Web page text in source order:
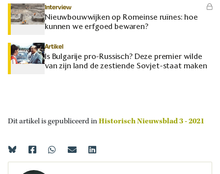
Interview
Nieuwbouwwijken op Romeinse ruïnes: hoe
kunnen we erfgoed bewaren?
Artikel
Is Bulgarije pro-Russisch? Deze premier wilde
van zijn land de zestiende Sovjet-staat maken
Dit artikel is gepubliceerd inHistorisch Nieuwsblad 3 - 2021